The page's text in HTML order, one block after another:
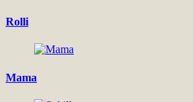
Rolli
Mama